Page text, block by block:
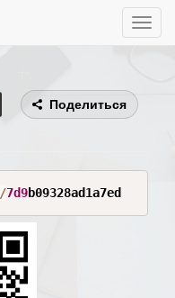
Toggle
Поделиться
/7d9b09328ad1a7ed